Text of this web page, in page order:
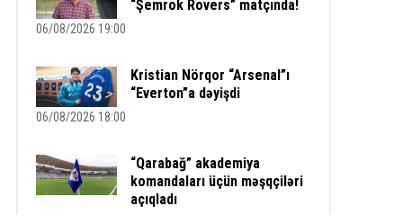
“Şemrok Rovers” matçında!
06/08/2026 19:00
Kristian Nörqor “Arsenal”ı
“Everton”a dəyişdi
06/08/2026 18:00
“Qarabağ” akademiya
komandaları üçün məşqçiləri
açıqladı